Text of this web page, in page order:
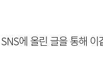
에 올린 글을 통해 이